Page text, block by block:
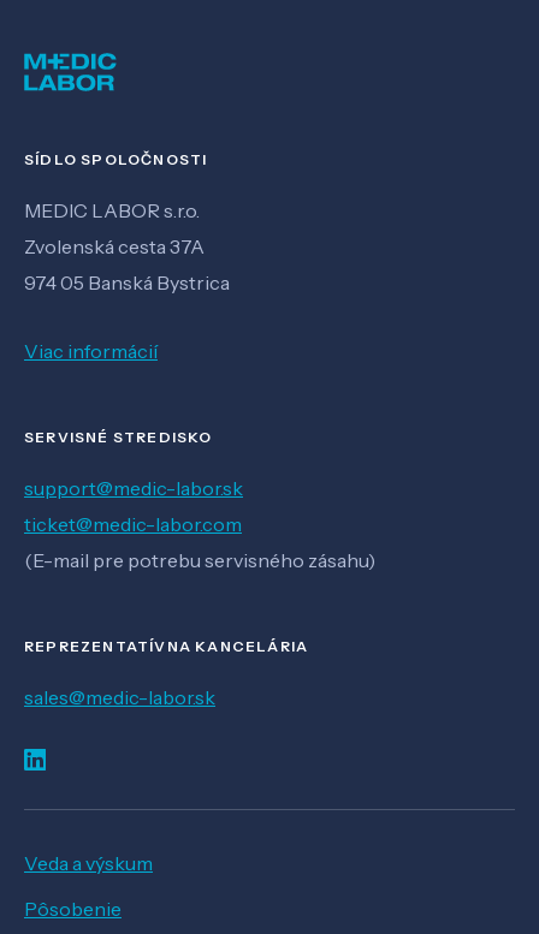
SÍDLO SPOLOČNOSTI
MEDIC LABOR s.r.o.
Zvolenská cesta 37A
974 05 Banská Bystrica
Viac informácií
SERVISNÉ STREDISKO
support@medic-labor.sk
ticket@medic-labor.com
(E-mail pre potrebu servisného zásahu)
REPREZENTATÍVNA KANCELÁRIA
sales@medic-labor.sk
Veda a výskum
Pôsobenie